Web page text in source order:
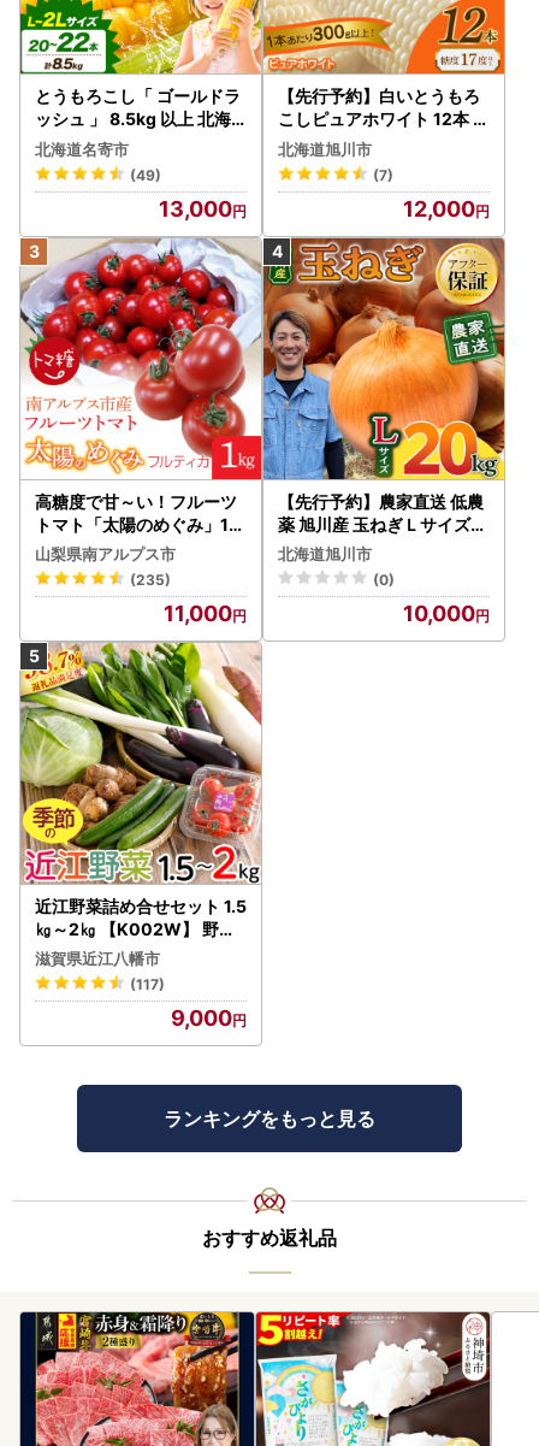
とうもろこし「 ゴールドラ
ッシュ 」 8.5kg 以上 北海
道 名寄 スイートコーン
北海道名寄市
(49)
13,000
【先行予約】白いとうもろ
こしピュアホワイト 12本 3.
6kg（2026年8月下旬から
発送開始） とうもろこし
北海道旭川市
(7)
12,000
高糖度で甘～い！フルーツ
トマト「太陽のめぐみ」1k
g ALPBI001 | 高糖度 おす
すめ 産地直送 新鮮 フレッ
シュ 高栄養素 南アルプス市
山梨県南アルプス市
(235)
11,000
【先行予約】農家直送 低農
薬 旭川産 玉ねぎＬサイズ2
0kg(2026年9月発送開始
予定)_ | 玉ねぎ 05935
北海道旭川市
(0)
10,000
近江野菜詰め合せセット 1.5
㎏～2㎏ 【K002W】 野菜
旬 新鮮
滋賀県近江八幡市
(117)
9,000
ランキングをもっと見る
おすすめ返礼品